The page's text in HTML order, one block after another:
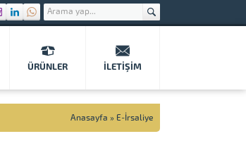
ÜRÜNLER İLETIŞIM
Anasayfa » E-İrsaliye